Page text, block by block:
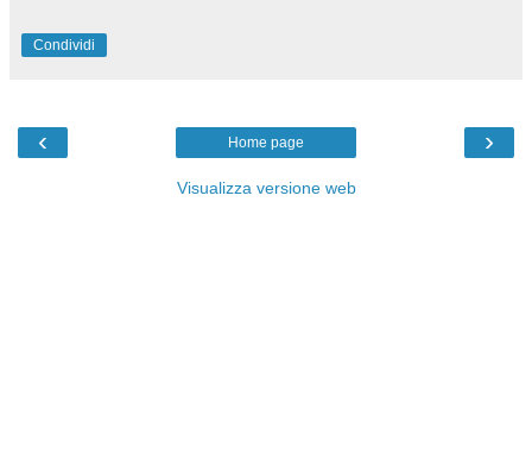
Condividi
‹ ›
Home page
Visualizza versione web